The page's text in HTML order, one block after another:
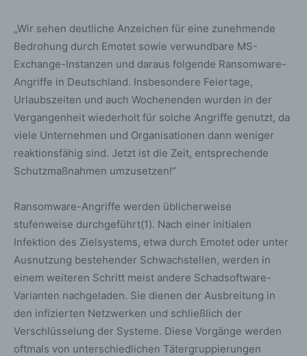
„Wir sehen deutliche Anzeichen für eine zunehmende
Bedrohung durch Emotet sowie verwundbare MS-
Exchange-Instanzen und daraus folgende Ransomware-
Angriffe in Deutschland. Insbesondere Feiertage,
Urlaubszeiten und auch Wochenenden wurden in der
Vergangenheit wiederholt für solche Angriffe genutzt, da
viele Unternehmen und Organisationen dann weniger
reaktionsfähig sind. Jetzt ist die Zeit, entsprechende
Schutzmaßnahmen umzusetzen!“
Ransomware-Angriffe werden üblicherweise
stufenweise durchgeführt(1). Nach einer initialen
Infektion des Zielsystems, etwa durch Emotet oder unter
Ausnutzung bestehender Schwachstellen, werden in
einem weiteren Schritt meist andere Schadsoftware-
Varianten nachgeladen. Sie dienen der Ausbreitung in
den infizierten Netzwerken und schließlich der
Verschlüsselung der Systeme. Diese Vorgänge werden
oftmals von unterschiedlichen Tätergruppierungen